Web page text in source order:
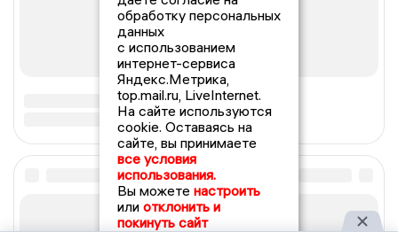
обработку персональных
данных
с использованием
интернет-сервиса
Яндекс.Метрика,
top.mail.ru, LiveInternet.
На сайте используются
cookie. Оставаясь на
сайте, вы принимаете
все условия
использования.
Вы можете настроить
или отклонить и
покинуть сайт